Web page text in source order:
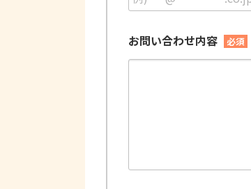
お問い合わせ内容 必須